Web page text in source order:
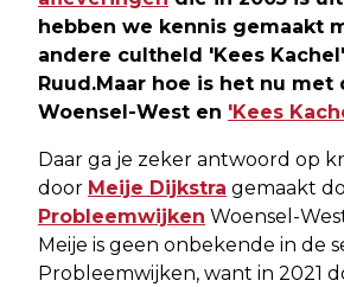
hebben we kennis gemaakt
andere cultheld 'Kees
Ruud.Maar hoe is het nu met
Woensel-West en 'Kees
Daar ga je zeker antwoord op
door Meije Dijkstra gemaakt
Probleemwijken Woensel-
Meije is geen onbekende in de
Probleemwijken, want in 2021